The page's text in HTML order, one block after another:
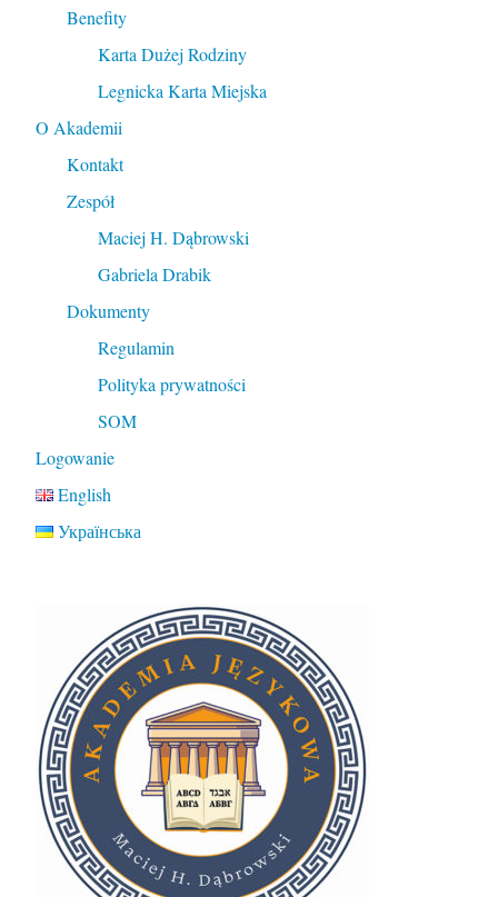
Benefity
Karta Dużej Rodziny
Legnicka Karta Miejska
O Akademii
Kontakt
Zespół
Maciej H. Dąbrowski
Gabriela Drabik
Dokumenty
Regulamin
Polityka prywatności
SOM
Logowanie
English
Українська